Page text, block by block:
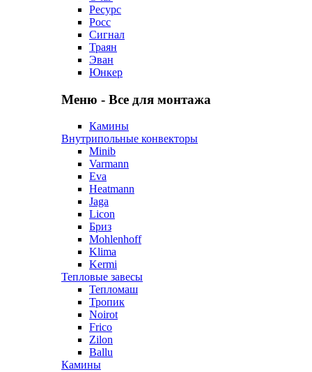
Ресурс
Росс
Сигнал
Траян
Эван
Юнкер
Меню - Все для монтажа
Камины
Внутрипольные конвекторы
Minib
Varmann
Eva
Heatmann
Jaga
Licon
Бриз
Mohlenhoff
Klima
Kermi
Тепловые завесы
Тепломаш
Тропик
Noirot
Frico
Zilon
Ballu
Камины